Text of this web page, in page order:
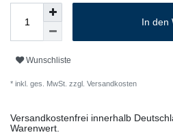
In den
Wunschliste
* inkl. ges. MwSt. zzgl. Versandkosten
Versandkostenfrei innerhalb
Warenwert.